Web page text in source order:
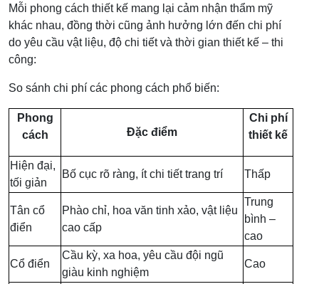
Mỗi phong cách thiết kế mang lại cảm nhận thẩm mỹ
khác nhau, đồng thời cũng ảnh hưởng lớn đến chi phí
do yêu cầu vật liệu, độ chi tiết và thời gian thiết kế – thi
công:
So sánh chi phí các phong cách phổ biến:
Phong
cách
Đặc điểm
Chi phí
thiết kế
Hiện đại,
tối giản
Bố cục rõ ràng, ít chi tiết trang trí Thấp
Tân cổ
điển
Phào chỉ, hoa văn tinh xảo, vật liệu
cao cấp
Trung
bình –
cao
Cổ điển
Cầu kỳ, xa hoa, yêu cầu đội ngũ
giàu kinh nghiệm
Cao